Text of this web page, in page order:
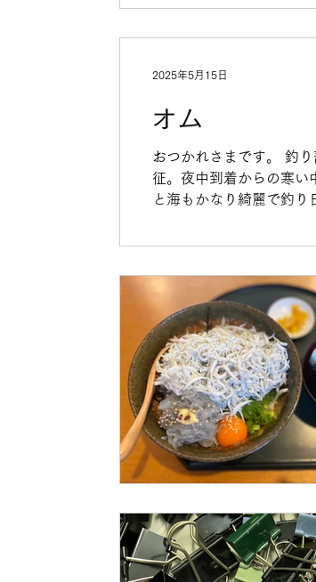
日本一の駄菓子売場にも
オム
おつかれさまです。 釣
征。夜中到着からの寒い
と海もかなり綺麗で釣り
2025年5月15日